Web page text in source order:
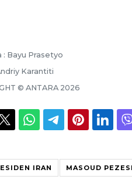
: Bayu Prasetyo
Karantiti
© ANTARA 2026
IRAN MASOUD